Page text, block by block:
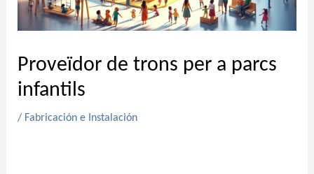
Proveïdor de trons per a parcs
infantils
/ Fabricación e Instalación